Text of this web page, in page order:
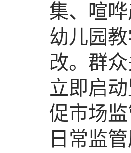
集、喧
幼儿园
改。群
立即启
促市场
日常监